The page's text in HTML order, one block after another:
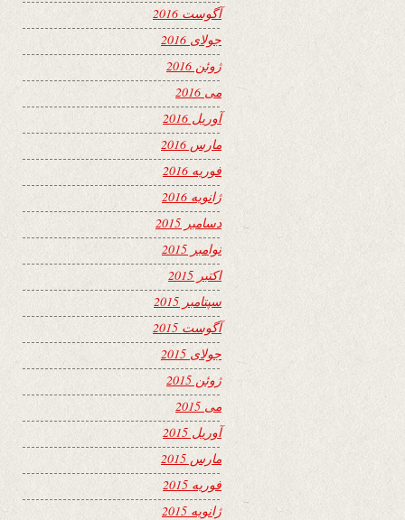
آگوست 2016
جولای 2016
ژوئن 2016
می 2016
آوریل 2016
مارس 2016
فوریه 2016
ژانویه 2016
دسامبر 2015
نوامبر 2015
اکتبر 2015
سپتامبر 2015
آگوست 2015
جولای 2015
ژوئن 2015
می 2015
آوریل 2015
مارس 2015
فوریه 2015
ژانویه 2015